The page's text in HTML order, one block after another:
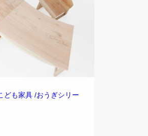
ども家具 /おうぎシリー